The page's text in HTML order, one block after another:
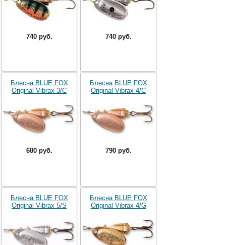
740 руб. 740 руб.
Блесна BLUE FOX
Original Vibrax 3/C
680 руб.
Блесна BLUE FOX
Original Vibrax 4/C
790 руб.
Блесна BLUE FOX
Original Vibrax 5/S
Блесна BLUE FOX
Original Vibrax 4/G